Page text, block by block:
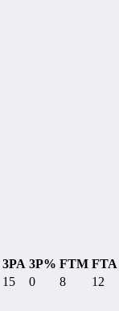
3PA 3P% FTM FTA
15 0 8 12